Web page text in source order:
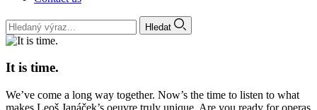
Hledat
It is time.
We’ve come a long way together. Now’s the time to listen to what
makes Leoš Janáček’s oeuvre truly unique. Are you ready for operas